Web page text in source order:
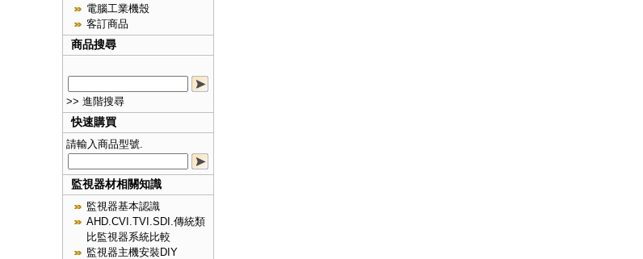
電腦工業機殼
客訂商品
商品搜尋
>> 進階搜尋
快速購買
請輸入商品型號.
監視器材相關知識
監視器基本認識
AHD.CVI.TVI.SDI.傳統類
比監視器系統比較
監視器主機安裝DIY